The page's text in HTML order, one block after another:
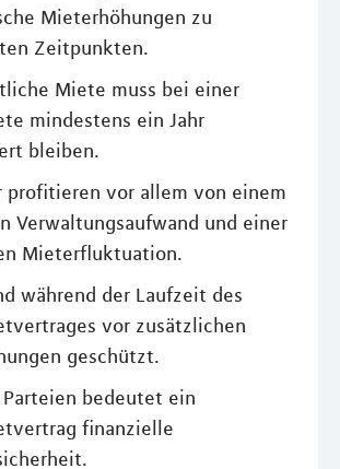
Mieterhöhungen zu
Zeitpunkten.
Miete muss bei einer
mindestens ein Jahr
bleiben.
profitieren vor allem von einem
Verwaltungsaufwand und einer
Mieterfluktuation.
während der Laufzeit des
vor zusätzlichen
geschützt.
Parteien bedeutet ein
finanzielle